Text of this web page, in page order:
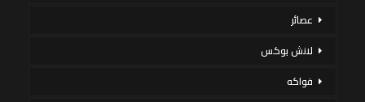
عصائر
لانش بوكس
فواكه